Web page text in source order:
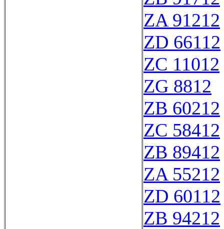
ZA 91212
ZD 66112
ZC 11012
ZG 8812
ZB 60212
ZC 58412
ZB 89412
ZA 55212
ZD 60112
ZB 94212